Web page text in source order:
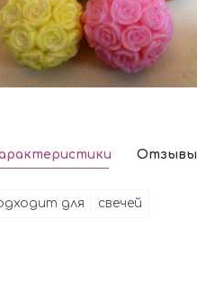
для свечей
Отзывы